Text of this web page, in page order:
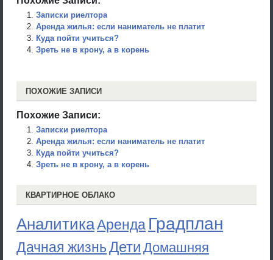
Записки риелтора
Аренда жилья: если наниматель не платит
Куда пойти учиться?
Зреть не в крону, а в корень
ПОХОЖИЕ ЗАПИСИ
Похожие Записи:
Записки риелтора
Аренда жилья: если наниматель не платит
Куда пойти учиться?
Зреть не в крону, а в корень
КВАРТИРНОЕ ОБЛАКО
АналитикаАренда Градплан
Дачная жизньДети Домашняя